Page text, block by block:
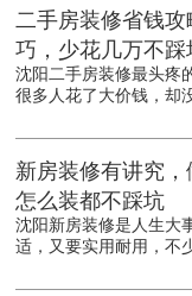
二手房装修省钱
巧，少花几万不踩
沈阳二手房装修最头疼
很多人花了大价钱，却
新房装修有讲究，
怎么装都不踩坑
沈阳新房装修是人生大
适，又要实用耐用，不